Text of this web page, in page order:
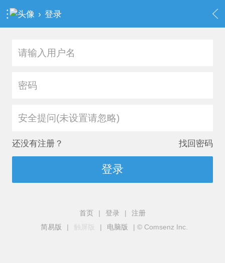
› 登录
安全提问(未设置请忽略)
还没有注册？ 找回密码
登录
首页 | 登录 |
注册
简易版
| 触屏版 | 电脑版 | © Comsenz Inc.